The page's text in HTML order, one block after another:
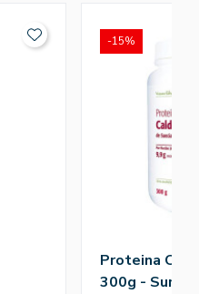
Proteina
300g - Sura
-15%